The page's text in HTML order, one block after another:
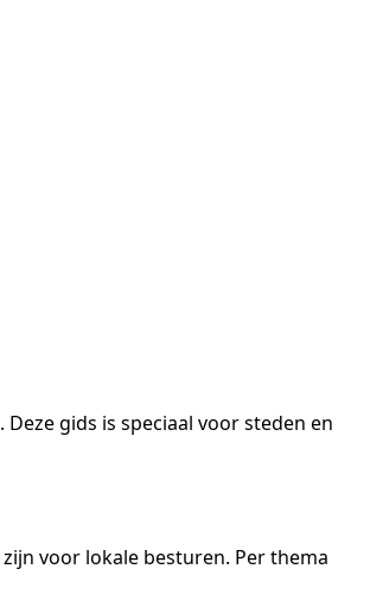
gids is speciaal voor steden en
voor lokale besturen. Per thema